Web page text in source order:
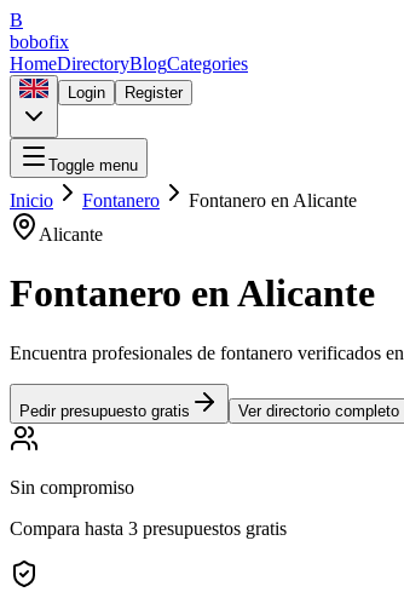
B
bobofix
HomeDirectoryBlogCategories
Login Register
Toggle menu
Inicio Fontanero Fontanero en Alicante
Alicante
Fontanero enAlicante
Encuentra profesionales de fontanero verificados en
Pedir presupuesto gratis Ver directorio completo
Sin compromiso
Compara hasta 3 presupuestos gratis